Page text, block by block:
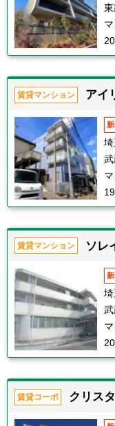
賃貸マンション アイ
賃貸マンション ソレ
賃貸コーポ クリス